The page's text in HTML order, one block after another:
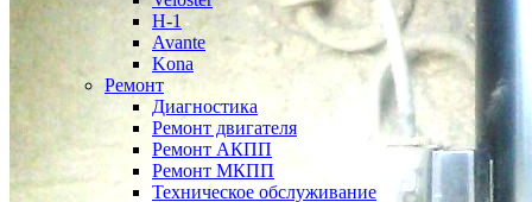
H-1
Avante
Kona
Ремонт
Диагностика
Ремонт двигателя
Ремонт АКПП
Ремонт МКПП
Техническое обслуживание